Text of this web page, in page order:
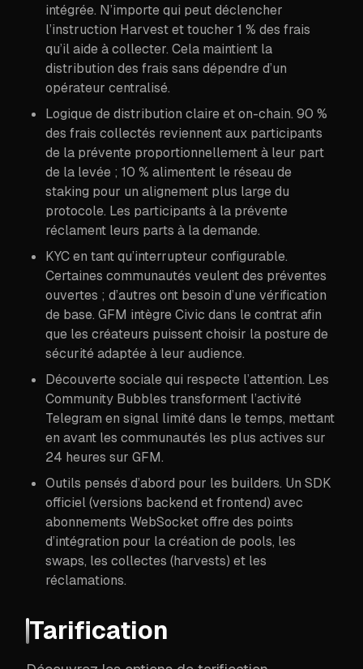
intégrée. N’importe qui peut déclencher
l’instruction Harvest et toucher 1 % des frais
qu’il aide à collecter. Cela maintient la
distribution des frais sans dépendre d’un
opérateur centralisé.
Logique de distribution claire et on-chain. 90 %
des frais collectés reviennent aux participants
de la prévente proportionnellement à leur part
de la levée ; 10 % alimentent le réseau de
staking pour un alignement plus large du
protocole. Les participants à la prévente
réclament leurs parts à la demande.
KYC en tant qu’interrupteur configurable.
Certaines communautés veulent des préventes
ouvertes ; d’autres ont besoin d’une vérification
de base. GFM intègre Civic dans le contrat afin
que les créateurs puissent choisir la posture de
sécurité adaptée à leur audience.
Découverte sociale qui respecte l’attention. Les
Community Bubbles transforment l’activité
Telegram en signal limité dans le temps, mettant
en avant les communautés les plus actives sur
24 heures sur GFM.
Outils pensés d’abord pour les builders. Un SDK
officiel (versions backend et frontend) avec
abonnements WebSocket offre des points
d’intégration pour la création de pools, les
swaps, les collectes (harvests) et les
réclamations.
Tarification